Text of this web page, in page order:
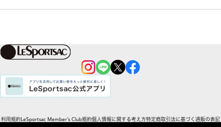
利用規約LeSportsac Member’s Club規約個人情報に関する考え方特定商取引法に基づく通販の表記